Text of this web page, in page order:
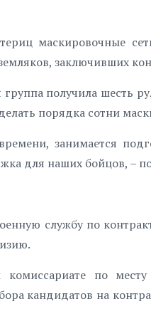
маскировочные
заключивших
получила шесть
порядка сотни
занимается
для наших бойцов, –
службу по
по месту
кандидатов на